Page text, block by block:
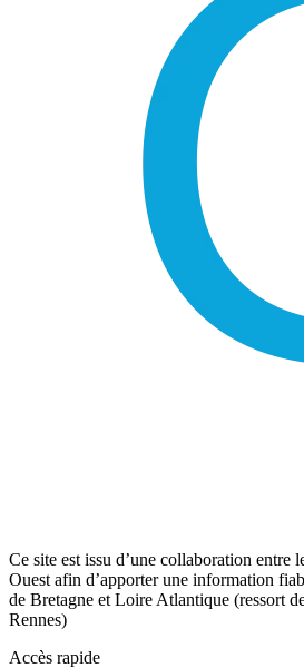
Ce site est issu d’une collaboration
Ouest afin d’apporter une information
de Bretagne et Loire Atlantique (ressort
Rennes)
Accès rapide